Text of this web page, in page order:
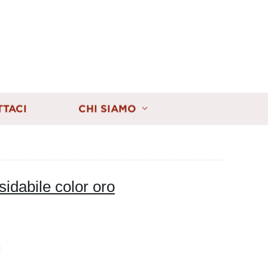
CHI SIAMO
color oro